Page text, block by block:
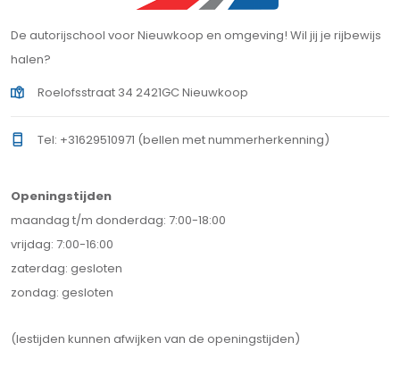
De autorijschool voor Nieuwkoop en omgeving! Wil jij je rijbewijs
halen?
Roelofsstraat 34 2421GC Nieuwkoop
Tel: +31629510971 (bellen met nummerherkenning)
Openingstijden
maandag t/m donderdag: 7:00-18:00
vrijdag: 7:00-16:00
zaterdag: gesloten
zondag: gesloten
(lestijden kunnen afwijken van de openingstijden)